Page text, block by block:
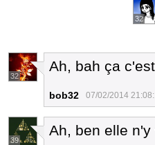
32
32
Ah, bah ça
bob32 07/02/2014
39
Ah, ben elle